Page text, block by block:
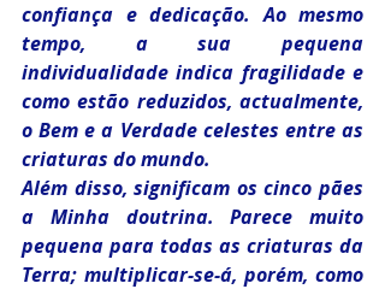
confiança e dedicação. Ao mesmo
tempo, a sua pequena
individualidade indica fragilidade e
como estão reduzidos, actualmente,
o Bem e a Verdade celestes entre as
criaturas do mundo.
Além disso, significam os cinco pães
a Minha doutrina. Parece muito
pequena para todas as criaturas da
Terra; multiplicar-se-á, porém, como